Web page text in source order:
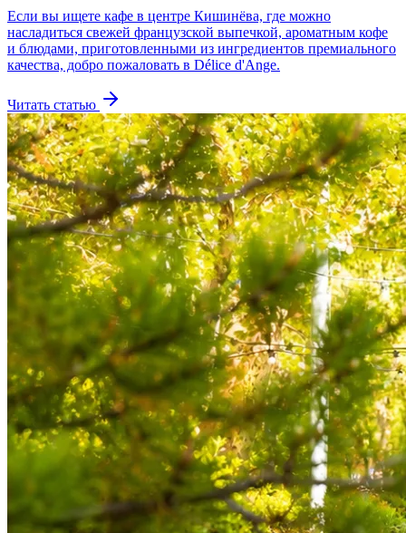
Если вы ищете кафе в центре Кишинёва, где можно
насладиться свежей французской выпечкой, ароматным кофе
и блюдами, приготовленными из ингредиентов премиального
качества, добро пожаловать в Délice d'Ange.
Читать статью